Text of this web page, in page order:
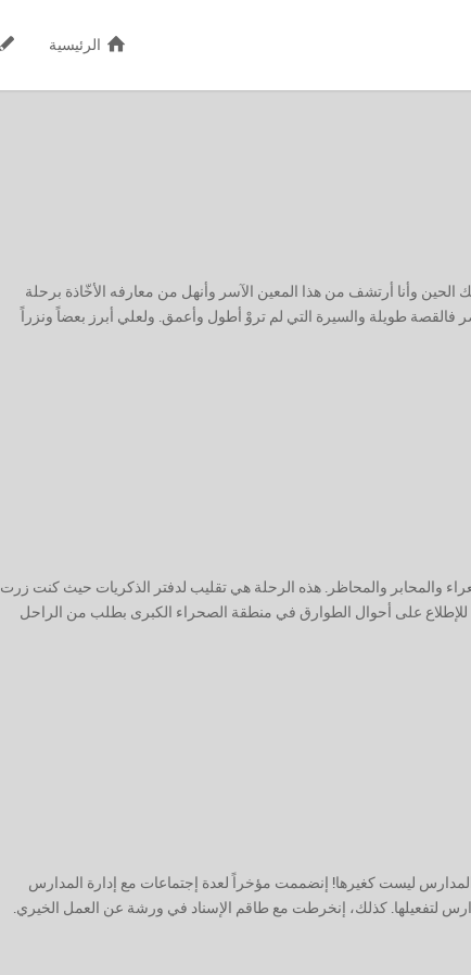
الرئيسية
السعودية في الهزيع الأخير من عام ١٩٩٠ ومنذ ذلك الحين وأنا أرتشف من هذا المعين الآسر وأنهل من معارفه الأخّاذة برحلة
طويلة والسيرة التي لم تروْ أطول وأعمق. ولعلي أبرز بعضاً ونزراً
والمحابر والمحاظر. هذه الرحلة هي تقليب لدفتر الذكريات حيث كنت زرت
خيرية إستكشافية للإطلاع على أحوال الطوارق في منطقة الصحراء الكبرى بطلب من الراحل
ليست كغيرها! إنضممت مؤخراً لعدة إجتماعات مع إدارة المدارس
لتفعيلها. كذلك، إنخرطت مع طاقم الإسناد في ورشة عن العمل الخيري.